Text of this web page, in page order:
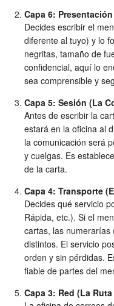
Capa 6:
Decides escribir el
diferente al tuyo) y lo
negritas, tamaño de
confidencial, aquí lo
sea comprensible y
Capa 5: Sesión (La
Antes de escribir la
estará en la oficina al
la comunicación será
y cuelgas. Es
de la carta.
Capa 4: Transporte
Decides qué servicio
Rápida, etc.). Si el
cartas, las
distintos. El servicio
orden y sin pérdidas.
fiable de partes del
Capa 3: Red (La